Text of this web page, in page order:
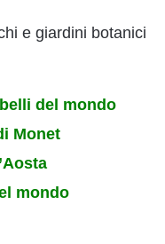
e giardini botanici
del mondo
Monet
mondo